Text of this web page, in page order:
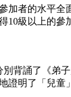
加者的水平
10級以上的參
別背誦了《弟
明了「兒童